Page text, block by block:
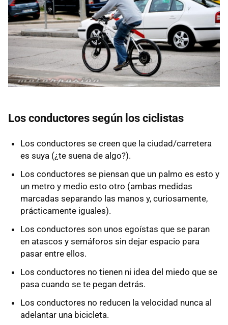
Los conductores según los ciclistas
Los conductores se creen que la ciudad/carretera
es suya (¿te suena de algo?).
Los conductores se piensan que un palmo es esto y
un metro y medio esto otro (ambas medidas
marcadas separando las manos y, curiosamente,
prácticamente iguales).
Los conductores son unos egoístas que se paran
en atascos y semáforos sin dejar espacio para
pasar entre ellos.
Los conductores no tienen ni idea del miedo que se
pasa cuando se te pegan detrás.
Los conductores no reducen la velocidad nunca al
adelantar una bicicleta.